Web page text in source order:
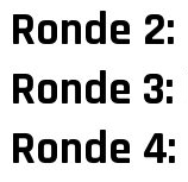
Ronde 2:
Ronde 3:
Ronde 4: